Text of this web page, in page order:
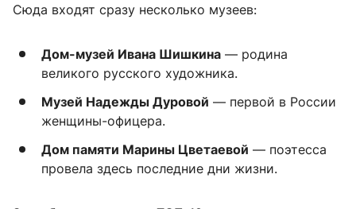
Сюда входят сразу несколько музеев:
Дом-музей Ивана Шишкина — родина
великого русского художника.
Музей Надежды Дуровой — первой в России
женщины-офицера.
Дом памяти Марины Цветаевой — поэтесса
провела здесь последние дни жизни.